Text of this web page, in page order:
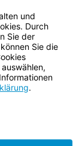
für das